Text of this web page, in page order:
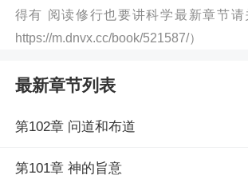
得有 阅读修行也要讲科学最新章节
https://m.dnvx.cc/book/521587/）
最新章节列表
第102章 问道和布道
第101章 神的旨意